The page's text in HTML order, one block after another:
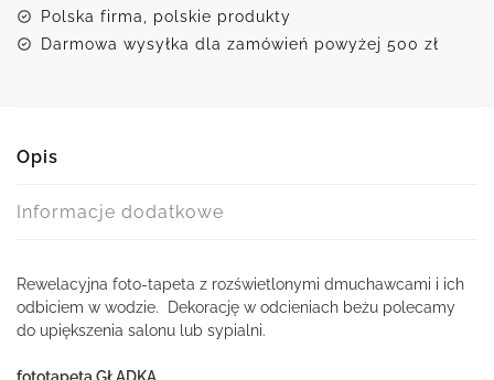
Polska firma, polskie produkty
Darmowa wysyłka dla zamówień powyżej 500 zł
Opis
Informacje dodatkowe
Rewelacyjna foto-tapeta z rozświetlonymi dmuchawcami i ich
odbiciem w wodzie. Dekorację w odcieniach beżu polecamy
do upiększenia salonu lub sypialni.